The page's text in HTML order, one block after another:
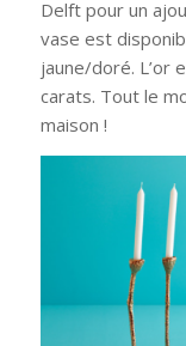
Delft pour un
vase est
jaune/doré. L’or
carats. Tout le
maison !